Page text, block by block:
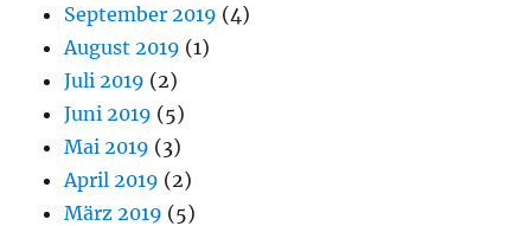
September 2019 (4)
August 2019 (1)
Juli 2019 (2)
Juni 2019 (5)
Mai 2019 (3)
April 2019 (2)
März 2019 (5)